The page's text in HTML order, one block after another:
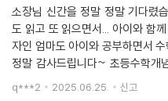
소장님 신간을 정말 정말 기다렸
도 읽고 또 읽으면서... 아이와 함
자인 엄마도 아이와 공부하면서
정말 감사드립니다~ 초등수학개
내온 책에 한줄 개념도 따로 정리
해졌네요~♡♡♡♡소
q***2 2025.06.25. 신고